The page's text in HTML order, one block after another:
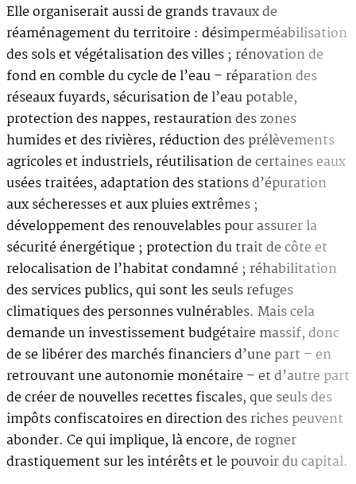
Elle organiserait aussi de grands travaux de
réaménagement du territoire : désimperméabilisation
des sols et végétalisation des villes ; rénovation de
fond en comble du cycle de l’eau – réparation des
réseaux fuyards, sécurisation de l’eau potable,
protection des nappes, restauration des zones
humides et des rivières, réduction des prélèvements
agricoles et industriels, réutilisation de certaines eaux
usées traitées, adaptation des stations d’épuration
aux sécheresses et aux pluies extrêmes ;
développement des renouvelables pour assurer la
sécurité énergétique ; protection du trait de côte et
relocalisation de l’habitat condamné ; réhabilitation
des services publics, qui sont les seuls refuges
climatiques des personnes vulnérables. Mais cela
demande un investissement budgétaire massif, donc
de se libérer des marchés financiers d’une part – en
retrouvant une autonomie monétaire – et d’autre part
de créer de nouvelles recettes fiscales, que seuls des
impôts confiscatoires en direction des riches peuvent
abonder. Ce qui implique, là encore, de rogner
drastiquement sur les intérêts et le pouvoir du capital.